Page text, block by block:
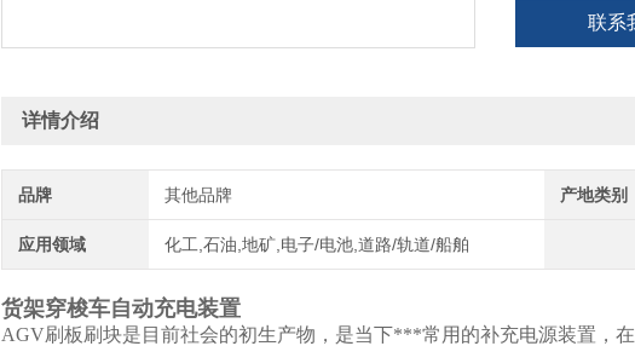
联系
详情介绍
品牌 其他品牌 产地类别
应用领域 化工,石油,地矿,电子/电池,道路/轨道/船舶
货架穿梭车自动充电装置
AGV刷板刷块是目前社会的初生产物，是当下***常用的补充电源装置，